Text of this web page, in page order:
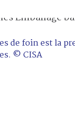
de foin est la
© CISA